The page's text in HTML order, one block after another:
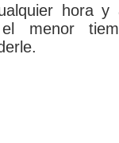
hora y
el menor